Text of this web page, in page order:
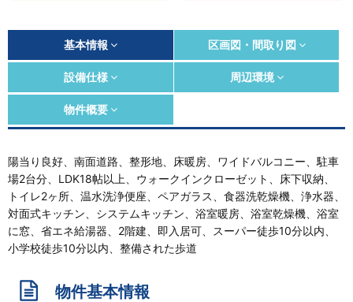
基本情報 区画図・間取り図
設備仕様 周辺環境
物件概要
陽当り良好、南面道路、整形地、床暖房、ワイドバルコニー、駐車
場2台分、LDK18帖以上、ウォークインクローゼット、床下収納、
トイレ2ヶ所、温水洗浄便座、ペアガラス、食器洗乾燥機、浄水器、
対面式キッチン、システムキッチン、浴室暖房、浴室乾燥機、浴室
に窓、省エネ給湯器、2階建、即入居可、スーパー徒歩10分以内、
小学校徒歩10分以内、整備された歩道
物件基本情報